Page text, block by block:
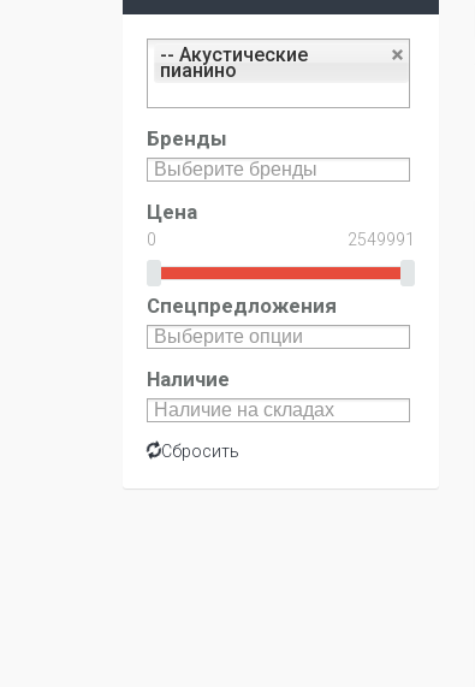
-- Акустические
пианино
Бренды
Цена
Спецпредложения
Наличие
Сбросить